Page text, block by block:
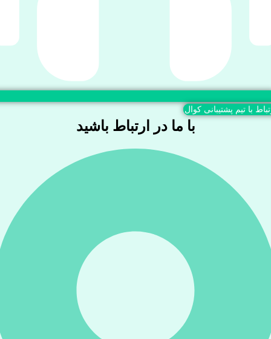
با تیم پشتیبانی کوال
با ما در ارتباط باشید